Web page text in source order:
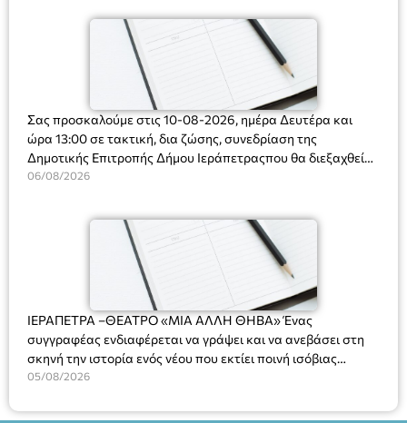
Σας προσκαλούμε στις 10-08-2026, ημέρα Δευτέρα και
ώρα 13:00 σε τακτική, δια ζώσης, συνεδρίαση της
Δημοτικής Επιτροπής Δήμου Ιεράπετραςπου θα διεξαχθεί
στο Δημοτικό Κατάστημα, Δημοκρατίας 31 στην αίθουσα
και λήψη αποφάσεων στα παρακάτω θέματα:
06/08/2026
ΙΕΡΑΠΕΤΡΑ –ΘΕΑΤΡΟ «ΜΙΑ ΑΛΛΗ ΘΗΒΑ» Ένας
συγγραφέας ενδιαφέρεται να γράψει και να ανεβάσει στη
σκηνή την ιστορία ενός νέου που εκτίει ποινή ισόβιας
κάθειρξης για πατροκτονία. Ένα πολυβραβευμένο έργο για
ασθένεια, τον ερωτισμό. Ένα έργο αινιγματικό, συγκινητικό,
05/08/2026